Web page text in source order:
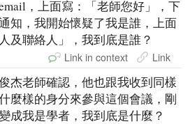
，上面寫：「老師您好」，下
知，我開始懷疑了我是誰，上面
及聯絡人」，我到底是誰？
Link in context Link
杰老師確認，他也跟我收到同樣
麼樣的身分來參與這個會議，剛
成我是學者，我到底是什麼？